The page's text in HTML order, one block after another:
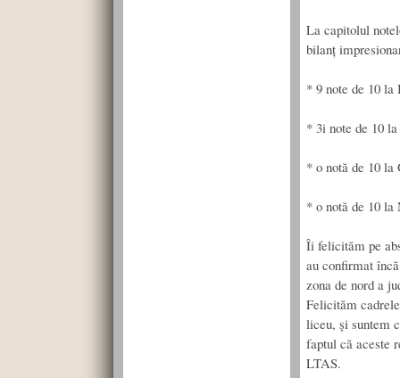
La capitolul
bilanț
* 9 note de 10
* 3i note de 10
* o notă de 10 la
* o notă de 10 la
Îi felicităm pe
au confirmat
zona de nord a
Felicităm
liceu, și suntem
faptul că aceste
LTAS.